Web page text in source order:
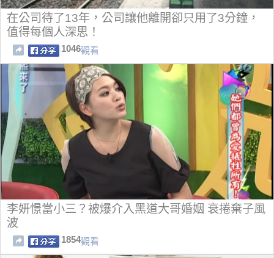
在公司待了13年，公司讓他離開卻只用了3分鐘，
值得每個人深思！
1046觀看
李妍憬當小三？被爆介入黑道大哥婚姻 衰捲棄子風
波
1854觀看